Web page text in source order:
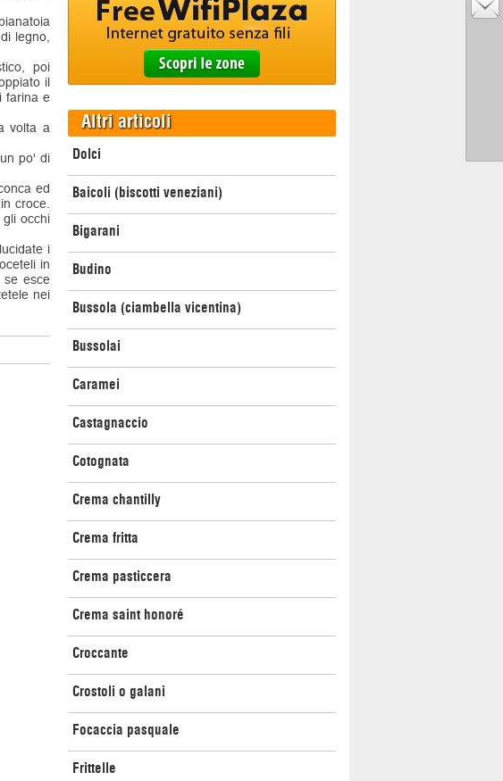
legno,
poi
il
farina e
volta a
po' di
ed
croce.
occhi
i
in
se esce
nei
Altri articoli
Dolci
Baicoli (biscotti veneziani)
Bigarani
Budino
Bussola (ciambella vicentina)
Bussolai
Caramei
Castagnaccio
Cotognata
Crema chantilly
Crema fritta
Crema pasticcera
Crema saint honoré
Croccante
Crostoli o galani
Focaccia pasquale
Frittelle